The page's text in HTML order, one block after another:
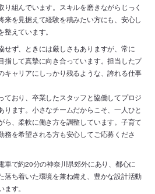
り組んでいます。スキルを磨きながらじっく
来を見据えて経験を積みたい方にも、安心し
えています。
せず、ときには厳しさもありますが、常に
指して真摯に向き合っています。担当したプ
キャリアにしっかり残るような、誇れる仕事
ており、卒業したスタッフと協働してプロジ
ります。小さなチームだからこそ、一人ひと
ら、柔軟に働き方を調整しています。子育て
務を希望される方も安心してご応募くださ
車で約20分の神奈川県郊外にあり、都心に
落ち着いた環境を兼ね備え、豊かな設計活動
す。